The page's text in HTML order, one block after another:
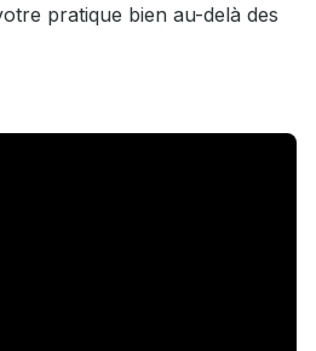
pratique bien au-delà des